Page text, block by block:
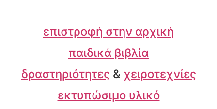
επιστροφή στην αρχική
παιδικά βιβλία
δραστηριότητες & χειροτεχνίες
εκτυπώσιμο υλικό